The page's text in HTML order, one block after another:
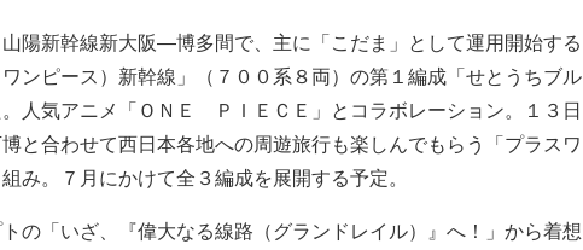
陽新幹線新大阪―博多間で、主に「こだま」として運用開始する
ンピース）新幹線」（７００系８両）の第１編成「せとうちブル
人気アニメ「ＯＮＥ ＰＩＥＣＥ」とコラボレーション。１３日
と合わせて西日本各地への周遊旅行も楽しんでもらう「プラスワ
み。７月にかけて全３編成を展開する予定。
の「いざ、『偉大なる線路（グランドレイル）』へ！」から着想